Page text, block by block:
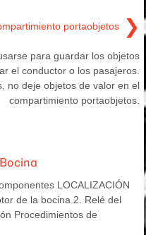
portaobjetos ❯
para guardar los objetos
el conductor o los pasajeros.
no deje objetos de valor en el
compartimiento portaobjetos.
LOCALIZACIÓN
de la bocina 2. Relé del
Procedimientos de